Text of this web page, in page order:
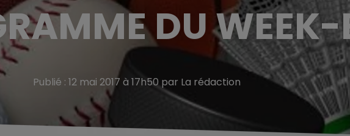
DU
Publié : 12 mai 2017 à 17h50 par La rédaction